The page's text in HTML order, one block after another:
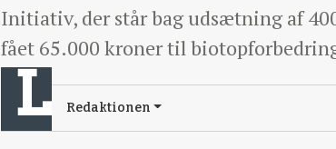
Initiativ, der står bag udsætning af
fået 65.000 kroner til
Redaktionen